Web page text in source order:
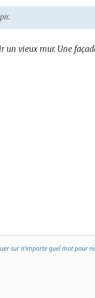
un vieux mur. Une
sur n’importe quel mot pour